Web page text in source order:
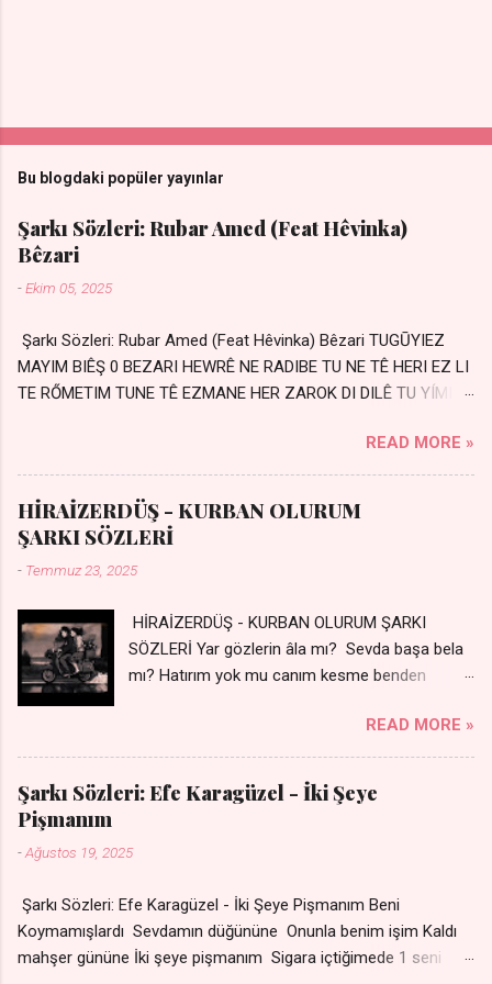
Bu blogdaki popüler yayınlar
Şarkı Sözleri: Rubar Amed (Feat Hêvinka)
Bêzari
-Ekim 05, 2025
Şarkı Sözleri: Rubar Amed (Feat Hêvinka) Bêzari TUGŪYIEZ
MAYIM BIÊŞ 0 BEZARI HEWRÊ NE RADIBE TU NE TÊ HERI EZ LI
TE RŐMETIM TUNE TÊ EZMANE HER ZAROK DI DILÊ TU YÍMIN
Silinmis yarıda. Hasretin yel gibi Eser yar içimden Bir kıza sevdalı
Yaralı adamım. Sensizlik bir hançer Geceler susmuyor Yaralı
kalbimde Bir sızı durmuyor Tu yi bihare min Ez ji payizim Li
dile şevên min Teng e nefes im Adını sayıklar Uykusuz
geceler Sensiz her sabahım Sessiz ve kederli
READ MORE »
HİRAİZERDÜŞ - KURBAN OLURUM
ŞARKI SÖZLERİ
- Temmuz 23, 2025
HİRAİZERDÜŞ - KURBAN OLURUM ŞARKI
SÖZLERİ Yar gözlerin âla mı? Sevda başa bela
mı? Hatırım yok mu canım kesme benden
dünyayı durdururum Ben sana yoldaş olurum
kurban olurum.. - Sen gülümse bi yol bulurum
Yaslanırsan dağ olurum Ben sana sevda olurum
kurban olurum Can canım cananım Yar gözlerin
almış Sen de bana varman mı? - Sen üzülme bi
yoldaş olurum kurban olurum.. - Sen gülümse
bi yol bulurum Yaslanırsan dağ olurum Ben
sana sevda olurum kurban olurum Can canım
READ MORE »
Şarkı Sözleri: Efe Karagüzel - İki Şeye
Pişmanım
-Ağustos 19, 2025
Şarkı Sözleri: Efe Karagüzel - İki Şeye Pişmanım Beni
Koymamışlardı Sevdamın düğününe Onunla benim işim Kaldı
mahşer gününe İki şeye pişmanım Sigara içtiğimede 1 seni